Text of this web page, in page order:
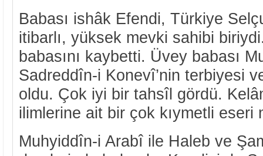
Babası ishâk Efendi, Türkiye
itibarlı, yüksek mevki sahibi
babasını kaybetti. Üvey babası
Sadreddîn-i Konevî’nin terbiyesi
oldu. Çok iyi bir tahsîl gördü.
ilimlerine ait bir çok kıymetli eseri
Muhyiddîn-i Arabî ile Haleb ve